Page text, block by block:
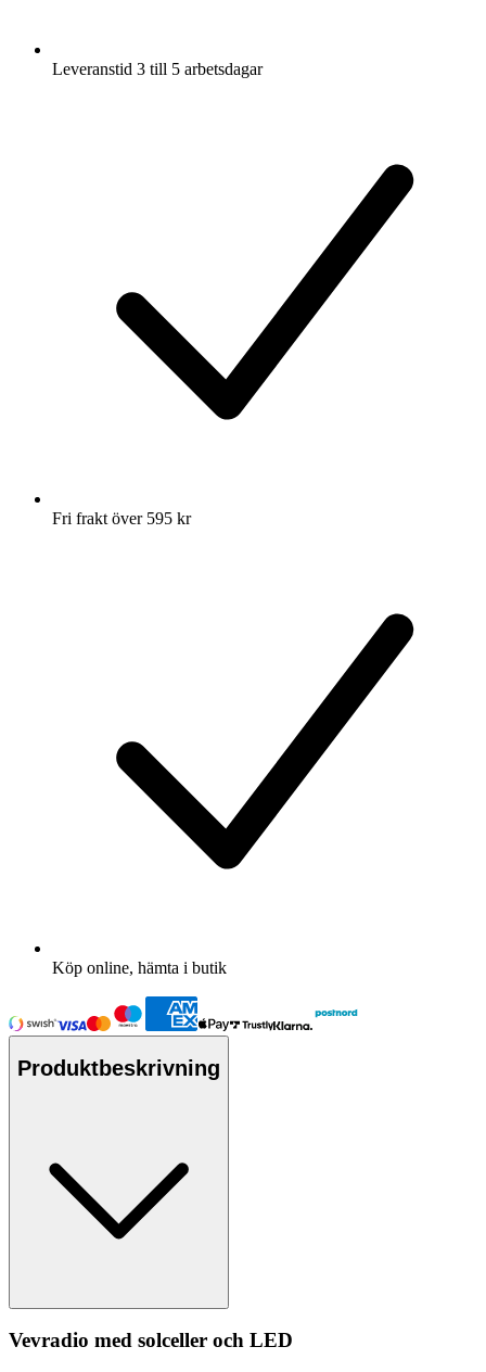
Leveranstid 3 till 5 arbetsdagar
Fri frakt över 595 kr
Köp online, hämta i butik
Produktbeskrivning
Vevradio med solceller och LED